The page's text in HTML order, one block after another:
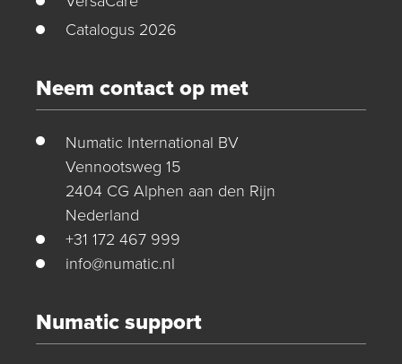
Catalogus 2026
Neem contact op met
Numatic International BV
Vennootsweg 15
2404 CG Alphen aan den Rijn
Nederland
+31 172 467 999
info@numatic.nl
Numatic support